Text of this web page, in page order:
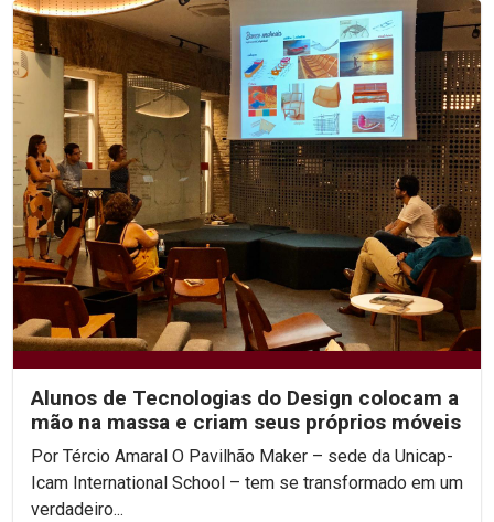
Alunos de Tecnologias do Design colocam a
mão na massa e criam seus próprios móveis
Por Tércio Amaral O Pavilhão Maker – sede da Unicap-
Icam International School – tem se transformado em um
verdadeiro...